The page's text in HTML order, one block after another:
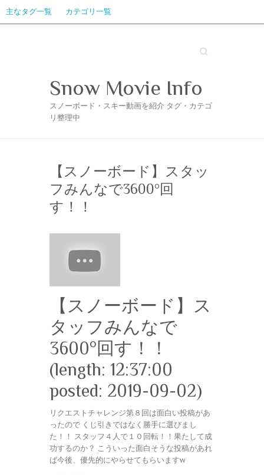
主なタグ一覧 カテゴリ一覧
Search
Snow Movie Info
スノーボード・スキー動画を紹介 タグ・カテゴ
リ整理中
【スノーボード】スタッ
フみんなで3600°回
す！！
【スノーボード】ス
タッフみんなで
3600°回す！！
(length: 12:37:00
posted: 2019-09-02)
リクエストチャレンジ第８回は面白い投稿があ
ったので くじ引きではなく勝手に選びまし
た！！ スタッフ４人で１０回転！！果たして成
功するのか？ こういった面白そうな投稿があれ
ば今後、優先的にやらせてもらいますw